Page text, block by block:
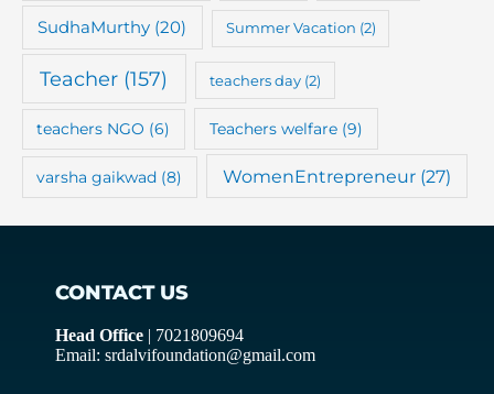
SudhaMurthy (20) Summer Vacation (2)
Teacher (157) teachers day (2)
teachers NGO (6) Teachers welfare(9)
varsha gaikwad (8) WomenEntrepreneur (27)
CONTACT US
Head Office | 7021809694
Email: srdalvifoundation@gmail.com